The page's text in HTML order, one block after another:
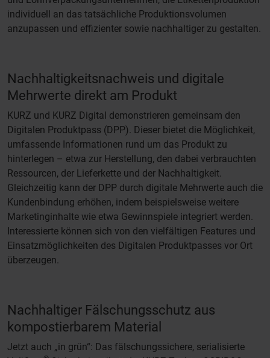
individuell an das tatsächliche Produktionsvolumen
anzupassen und effizienter sowie nachhaltiger zu gestalten.
Nachhaltigkeitsnachweis und digitale
Mehrwerte direkt am Produkt
KURZ und KURZ Digital demonstrieren gemeinsam den
Digitalen Produktpass (DPP). Dieser bietet die Möglichkeit,
umfassende Informationen rund um das Produkt zu
hinterlegen – etwa zur Herstellung, den dabei verbrauchten
Ressourcen, der Lieferkette und der Nachhaltigkeit.
Gleichzeitig kann der DPP durch digitale Mehrwerte auch die
Kundenbindung erhöhen, indem beispielsweise weitere
Marketinginhalte wie etwa Gewinnspiele integriert werden.
Interessierte können sich von den vielfältigen Features und
Einsatzmöglichkeiten des Digitalen Produktpasses vor Ort
überzeugen.
Nachhaltiger Fälschungsschutz aus
kompostierbarem Material
Jetzt auch „in grün“: Das fälschungssichere, serialisierte